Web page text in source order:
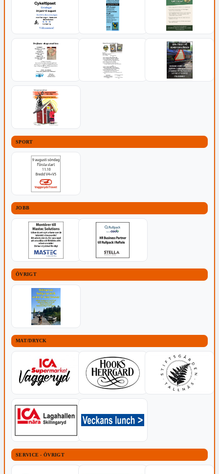
SPORT
JOBB
ÖVRIGT
MAT/DRYCK
SERVICE - ÖVRIGT